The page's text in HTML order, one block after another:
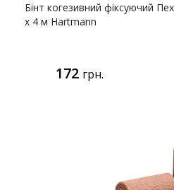
Бінт когезивний фіксуючий
х 4 м Hartmann
172 грн.